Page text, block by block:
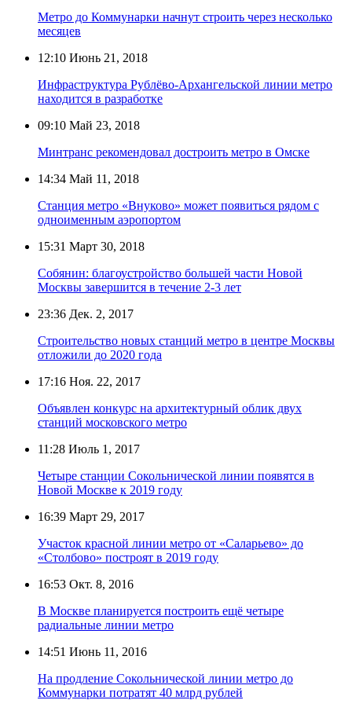
Метро до Коммунарки начнут строить через несколько
месяцев
12:10 Июнь 21, 2018
Инфраструктура Рублёво-Архангельской линии метро
находится в разработке
09:10 Май 23, 2018
Минтранс рекомендовал достроить метро в Омске
14:34 Май 11, 2018
Станция метро «Внуково» может появиться рядом с
одноименным аэропортом
15:31 Март 30, 2018
Собянин: благоустройство большей части Новой
Москвы завершится в течение 2-3 лет
23:36 Дек. 2, 2017
Строительство новых станций метро в центре Москвы
отложили до 2020 года
17:16 Ноя. 22, 2017
Объявлен конкурс на архитектурный облик двух
станций московского метро
11:28 Июль 1, 2017
Четыре станции Сокольнической линии появятся в
Новой Москве к 2019 году
16:39 Март 29, 2017
Участок красной линии метро от «Саларьево» до
«Столбово» построят в 2019 году
16:53 Окт. 8, 2016
В Москве планируется построить ещё четыре
радиальные линии метро
14:51 Июнь 11, 2016
На продление Сокольнической линии метро до
Коммунарки потратят 40 млрд рублей